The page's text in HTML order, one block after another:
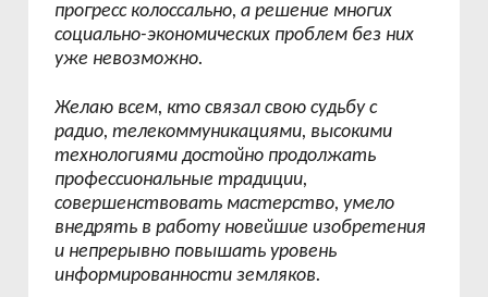
прогресс колоссально, а решение многих
социально-экономических проблем без них
уже невозможно.
Желаю всем, кто связал свою судьбу с
радио, телекоммуникациями, высокими
технологиями достойно продолжать
профессиональные традиции,
совершенствовать мастерство, умело
внедрять в работу новейшие изобретения
и непрерывно повышать уровень
информированности земляков.